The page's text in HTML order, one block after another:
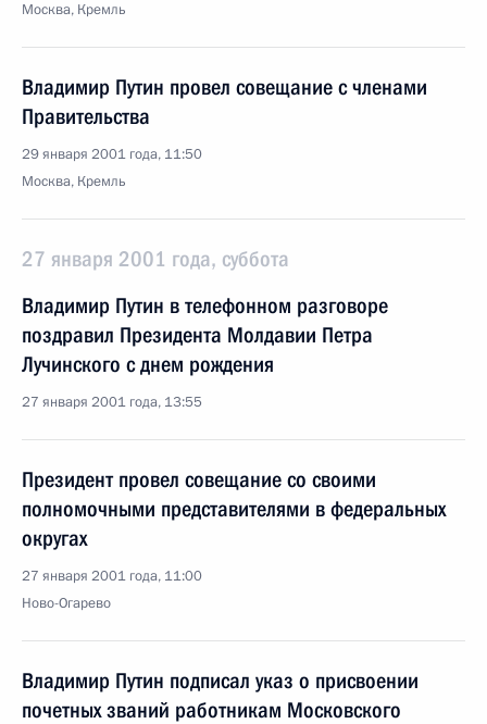
Москва, Кремль
Владимир Путин провел совещание с членами
Правительства
29 января 2001 года, 11:50
Москва, Кремль
27 января 2001 года, суббота
Владимир Путин в телефонном разговоре
поздравил Президента Молдавии Петра
Лучинского с днем рождения
27 января 2001 года, 13:55
Президент провел совещание со своими
полномочными представителями в федеральных
округах
27 января 2001 года, 11:00
Ново-Огарево
Владимир Путин подписал указ о присвоении
почетных званий работникам Московского